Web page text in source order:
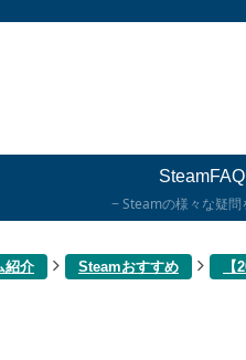
SteamFAQ
Steamの様々な疑問
紹介 Steamおすすめ